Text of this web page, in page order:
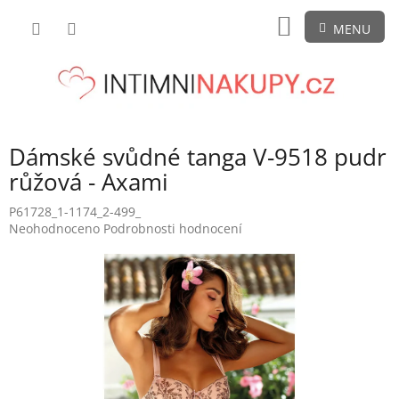
NÁKUPNÍ
KOŠÍK
Dámské svůdné tanga V-9518 pudr
růžová - Axami
P61728_1-1174_2-499_
Průměrné
Neohodnoceno Podrobnosti hodnocení